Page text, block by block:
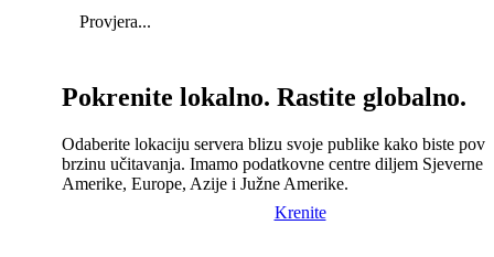
Provjera...
Pokrenite lokalno. Rastite globalno.
Odaberite lokaciju servera blizu svoje publike kako biste
brzinu učitavanja. Imamo podatkovne centre diljem Sjeverne
Amerike, Europe, Azije i Južne Amerike.
Krenite